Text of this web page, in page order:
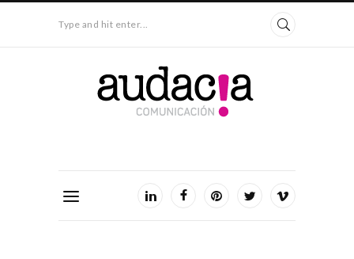
Type and hit enter...